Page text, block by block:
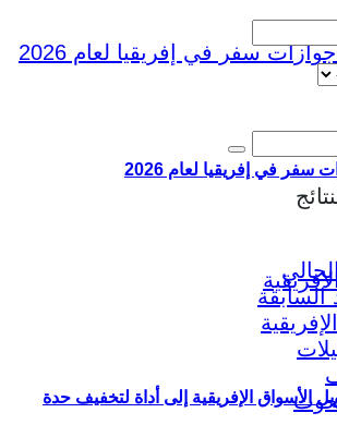
الأسواق الإفريقية إلى أداة لتخفيف حدة
السابقة